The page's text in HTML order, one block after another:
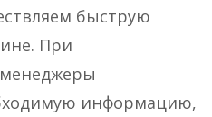
быструю
При
информацию,